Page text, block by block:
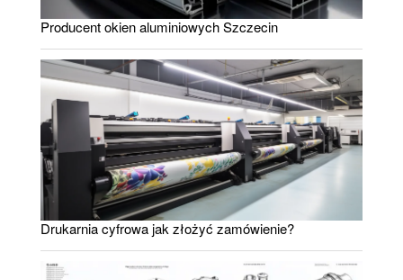
Producent okien aluminiowych Szczecin
Drukarnia cyfrowa jak złożyć zamówienie?